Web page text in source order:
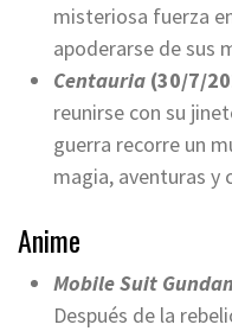
misteriosa fuerza
apoderarse de sus
Centauria (30/7/
reunirse con su
guerra recorre un
magia, aventuras y
Anime
Mobile Suit
Después de la